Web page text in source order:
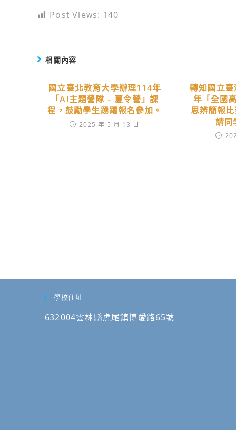
Post Views: 140
相關內容
國立臺北教育大學辦理114年
「AI主題營隊 – 夏令營」課
程，鼓勵學生踴躍報名參加。
2025 年 5 月 13 日
轉知國立
年「全國
思辨簡報
請同
學校住址
632004雲林縣虎尾鎮博愛路65號